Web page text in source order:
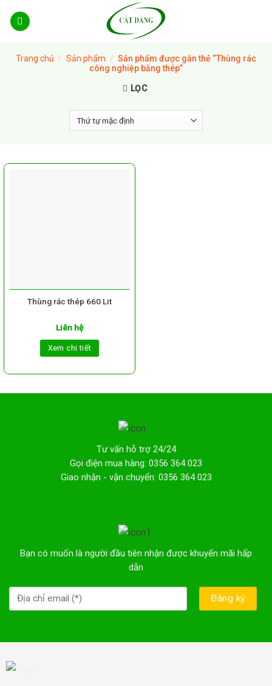
Trang chủ / Sản phẩm / Sản phẩm được gắn thẻ “Thùng rác
công nghiệp bằng thép”
LỌC
Thùng rác thép 660 Lit
Liên hệ
Xem chi tiết
Tư vấn hỗ trợ 24/24
Gọi điện mua hàng: 0356 364 023
Giao nhận - vận chuyển: 0356 364 023
Bạn có muốn là người đầu tiên nhận được khuyến mãi hấp
dẫn